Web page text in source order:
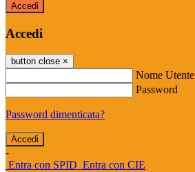
Accedi
Accedi
button close ×
Nome Utente
Password
Password dimenticata?
-
Entra con SPID Entra con CIE